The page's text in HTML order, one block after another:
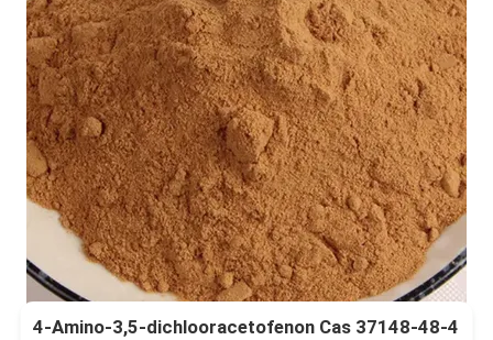
4-Amino-3,5-dichlooracetofenon Cas 37148-48-4